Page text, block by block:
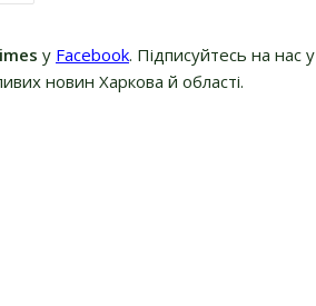
у Facebook. Підписуйтесь на нас у
новин Харкова й області.